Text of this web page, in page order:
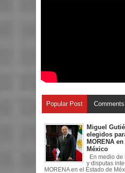
Popular Post Comments
Miguel
elegidos
MORENA
México
En medio de
y disputas
MORENA en el Estado de